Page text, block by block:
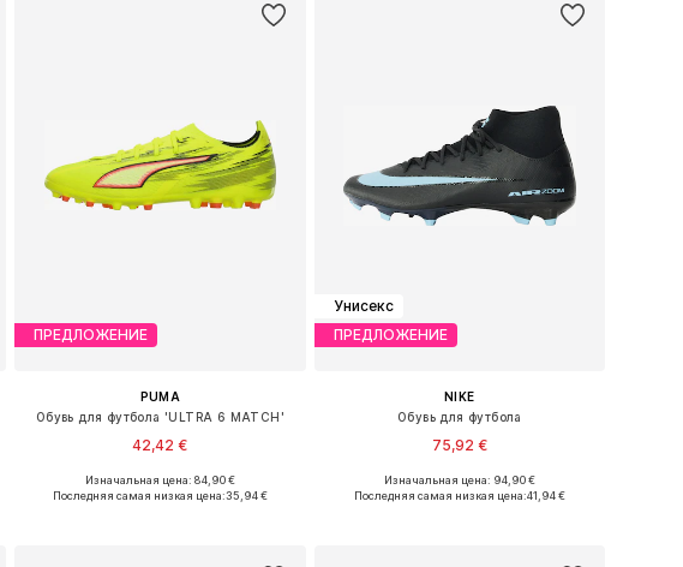
ПРЕДЛОЖЕНИЕ
PUMA
Обувь для футбола 'ULTRA 6 MATCH'
42,42 €
Доступно множество размеров
Изначальная цена: 84,90 €
Последняя самая низкая цена:35,94 €
Унисекс
ПРЕДЛОЖЕНИЕ
NIKE
Обувь для футбола
75,92 €
Доступно множество размеров
Изначальная цена: 94,90 €
Последняя самая низкая цена:41,94 €